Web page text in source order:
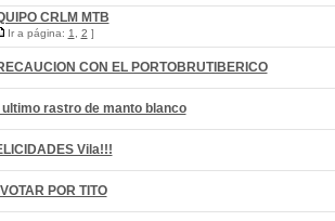
CRLM MTB
Ir a página: 1 2 ]
CON EL PORTOBRUTIBERICO
ultimo rastro de manto blanco
Vila!!!
POR TITO